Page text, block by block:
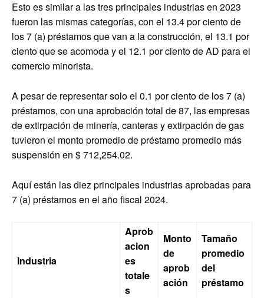
Esto es similar a las tres principales industrias en 2023
fueron las mismas categorías, con el 13.4 por ciento de
los 7 (a) préstamos que van a la construcción, el 13.1 por
ciento que se acomoda y el 12.1 por ciento de AD para el
comercio minorista.
A pesar de representar solo el 0.1 por ciento de los 7 (a)
préstamos, con una aprobación total de 87, las empresas
de extirpación de minería, canteras y extirpación de gas
tuvieron el monto promedio de préstamo promedio más
suspensión en $ 712,254.02.
Aquí están las diez principales industrias aprobadas para
7 (a) préstamos en el año fiscal 2024.
Industria
Aprob
acion
es
totale
s
Monto
de
aprob
ación
Tamaño
promedio
del
préstamo